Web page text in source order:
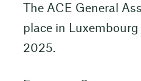
The ACE General
place in
2025.